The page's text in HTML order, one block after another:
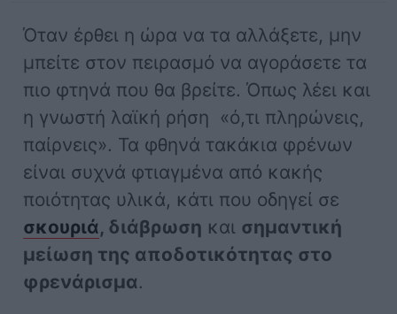
Όταν έρθει η ώρα να τα αλλάξετε, μην
μπείτε στον πειρασμό να αγοράσετε τα
πιο φτηνά που θα βρείτε. Όπως λέει και
η γνωστή λαϊκή ρήση «ό,τι πληρώνεις,
παίρνεις». Τα φθηνά τακάκια φρένων
είναι συχνά φτιαγμένα από κακής
ποιότητας υλικά, κάτι που οδηγεί σε
σκουριά, διάβρωση και σημαντική
μείωση της αποδοτικότητας στο
φρενάρισμα.